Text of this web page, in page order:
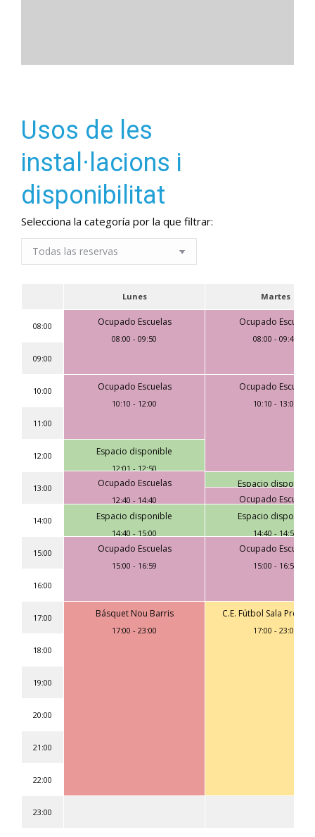
Usos de les
instal·lacions i
disponibilitat
Selecciona la categoría por la que filtrar:
Lunes Martes
08:00 Ocupado Escuelas
08:00 - 09:50
Ocupado Escuelas
08:00 - 09:49
09:00
10:00 Ocupado Escuelas
10:10 - 12:00
Ocupado Escuelas
10:10 - 13:00
11:00
12:00 Espacio disponible
12:01 - 12:50
Ocupado Escuelas
12:40 - 14:40
13:00 Espacio disponible
13:00 - 13:44
Ocupado Escuelas
13:45 -14:40
14:00 Espacio disponible
14:40 - 15:00
Espacio disponible
14:40 - 14:59
15:00
Ocupado Escuelas
15:00 - 16:59
Ocupado Escuelas
15:00 - 16:59
16:00
17:00 Básquet Nou Barris
17:00 - 23:00
C.E. Fútbol Sala
17:00 - 23:00
18:00
19:00
20:00
21:00
22:00
23:00